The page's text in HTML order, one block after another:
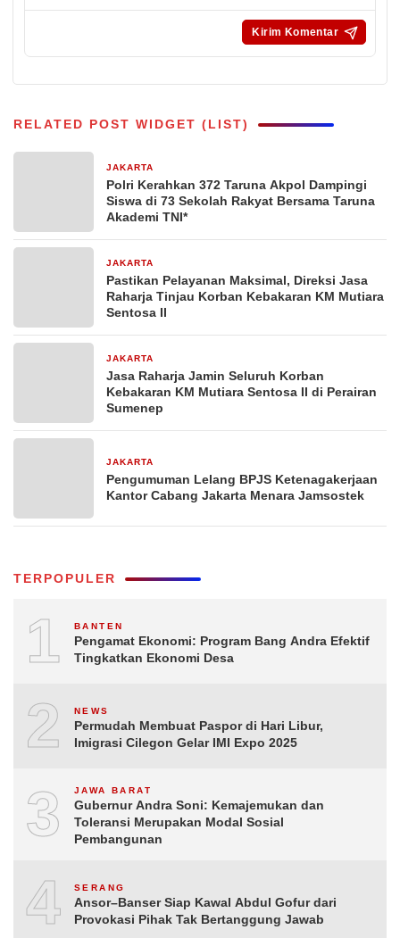
RELATED POST WIDGET (LIST)
JAKARTA
Polri Kerahkan 372 Taruna Akpol Dampingi
Siswa di 73 Sekolah Rakyat Bersama Taruna
Akademi TNI*
JAKARTA
Pastikan Pelayanan Maksimal, Direksi Jasa
Raharja Tinjau Korban Kebakaran KM Mutiara
Sentosa II
JAKARTA
Jasa Raharja Jamin Seluruh Korban
Kebakaran KM Mutiara Sentosa II di Perairan
Sumenep
JAKARTA
Pengumuman Lelang BPJS Ketenagakerjaan
Kantor Cabang Jakarta Menara Jamsostek
TERPOPULER
1 BANTEN
Pengamat Ekonomi: Program Bang Andra Efektif
Tingkatkan Ekonomi Desa
2 NEWS
Permudah Membuat Paspor di Hari Libur,
Imigrasi Cilegon Gelar IMI Expo 2025
3 JAWA BARAT
Gubernur Andra Soni: Kemajemukan dan
Toleransi Merupakan Modal Sosial
Pembangunan
4 SERANG
Ansor–Banser Siap Kawal Abdul Gofur dari
Provokasi Pihak Tak Bertanggung Jawab